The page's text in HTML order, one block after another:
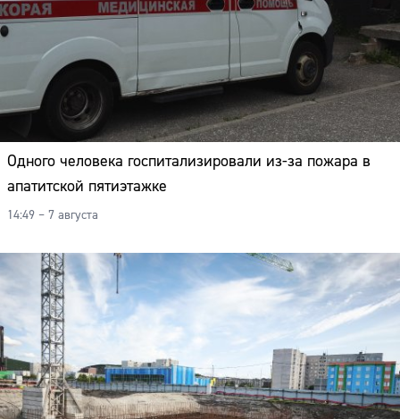
Одного человека госпитализировали из-за пожара в
апатитской пятиэтажке
14:49 – 7 августа